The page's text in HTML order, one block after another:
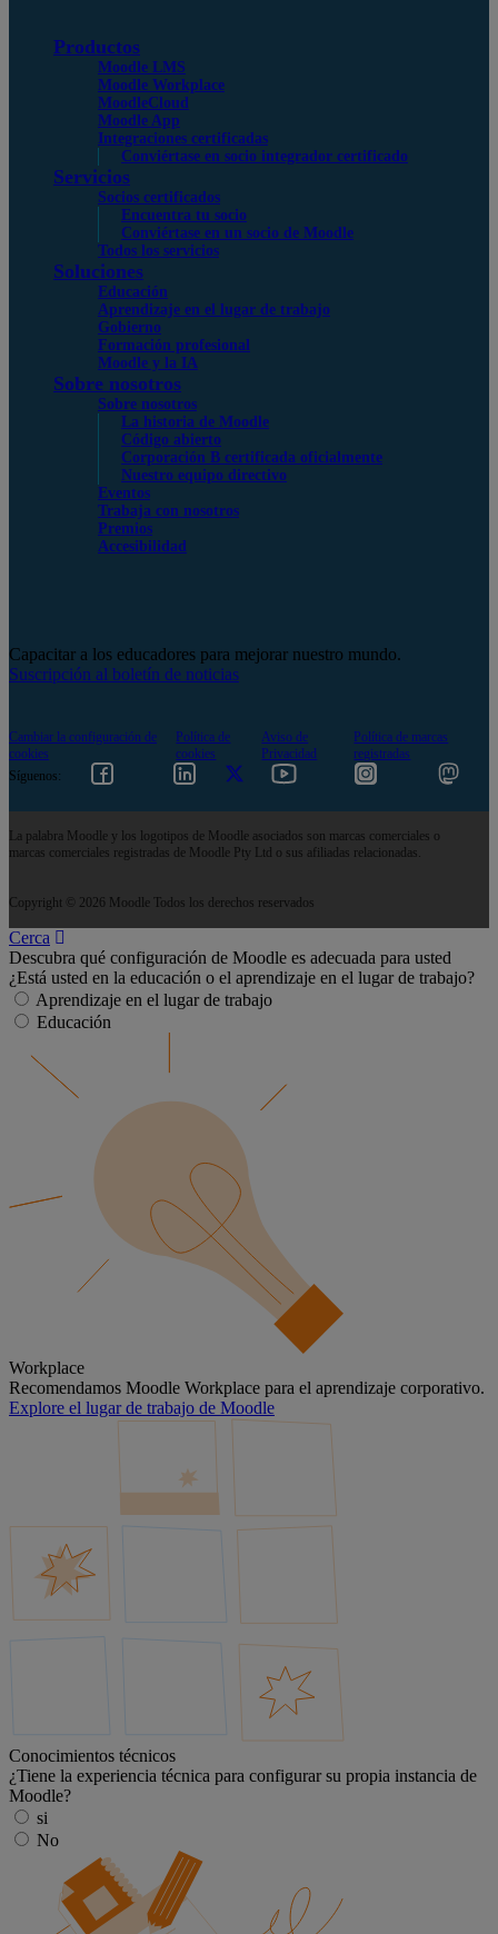
Productos
Moodle LMS
Moodle Workplace
MoodleCloud
Moodle App
Integraciones certificadas
Conviértase en socio integrador certificado
Servicios
Socios certificados
Encuentra tu socio
Conviértase en un socio de Moodle
Todos los servicios
Soluciones
Educación
Aprendizaje en el lugar de trabajo
Gobierno
Formación profesional
Moodle y la IA
Sobre nosotros
Sobre nosotros
La historia de Moodle
Código abierto
Corporación B certificada oficialmente
Nuestro equipo directivo
Eventos
Trabaja con nosotros
Premios
Accesibilidad
Capacitar a los educadores para mejorar nuestro mundo.
Suscripción al boletín de noticias
Cambiar la configuración de
cookies
Política de
cookies
Aviso de
Privacidad
Política de marcas
registradas
Síguenos:
La palabra Moodle y los logotipos de Moodle asociados son marcas comerciales o
marcas comerciales registradas de Moodle Pty Ltd o sus afiliadas relacionadas.
Copyright © 2026 Moodle Todos los derechos reservados
Cerca
Descubra qué configuración de Moodle es adecuada para usted
¿Está usted en la educación o el aprendizaje en el lugar de trabajo?
Aprendizaje en el lugar de trabajo
Educación
Workplace
Recomendamos Moodle Workplace para el aprendizaje corporativo.
Explore el lugar de trabajo de Moodle
Conocimientos técnicos
¿Tiene la experiencia técnica para configurar su propia instancia de
Moodle?
si
No